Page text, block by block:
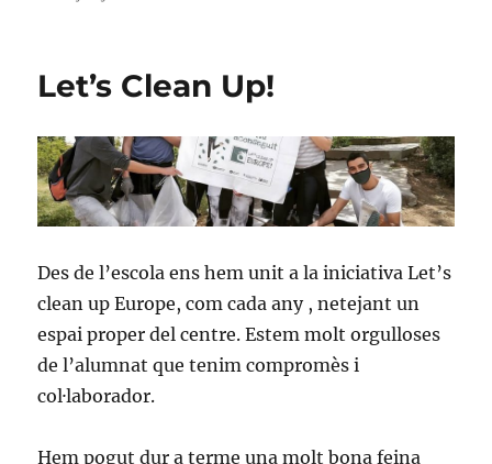
Let’s Clean Up!
Des de l’escola ens hem unit a la iniciativa Let’s
clean up Europe, com cada any , netejant un
espai proper del centre. Estem molt orgulloses
de l’alumnat que tenim compromès i
col·laborador.
Hem pogut dur a terme una molt bona feina